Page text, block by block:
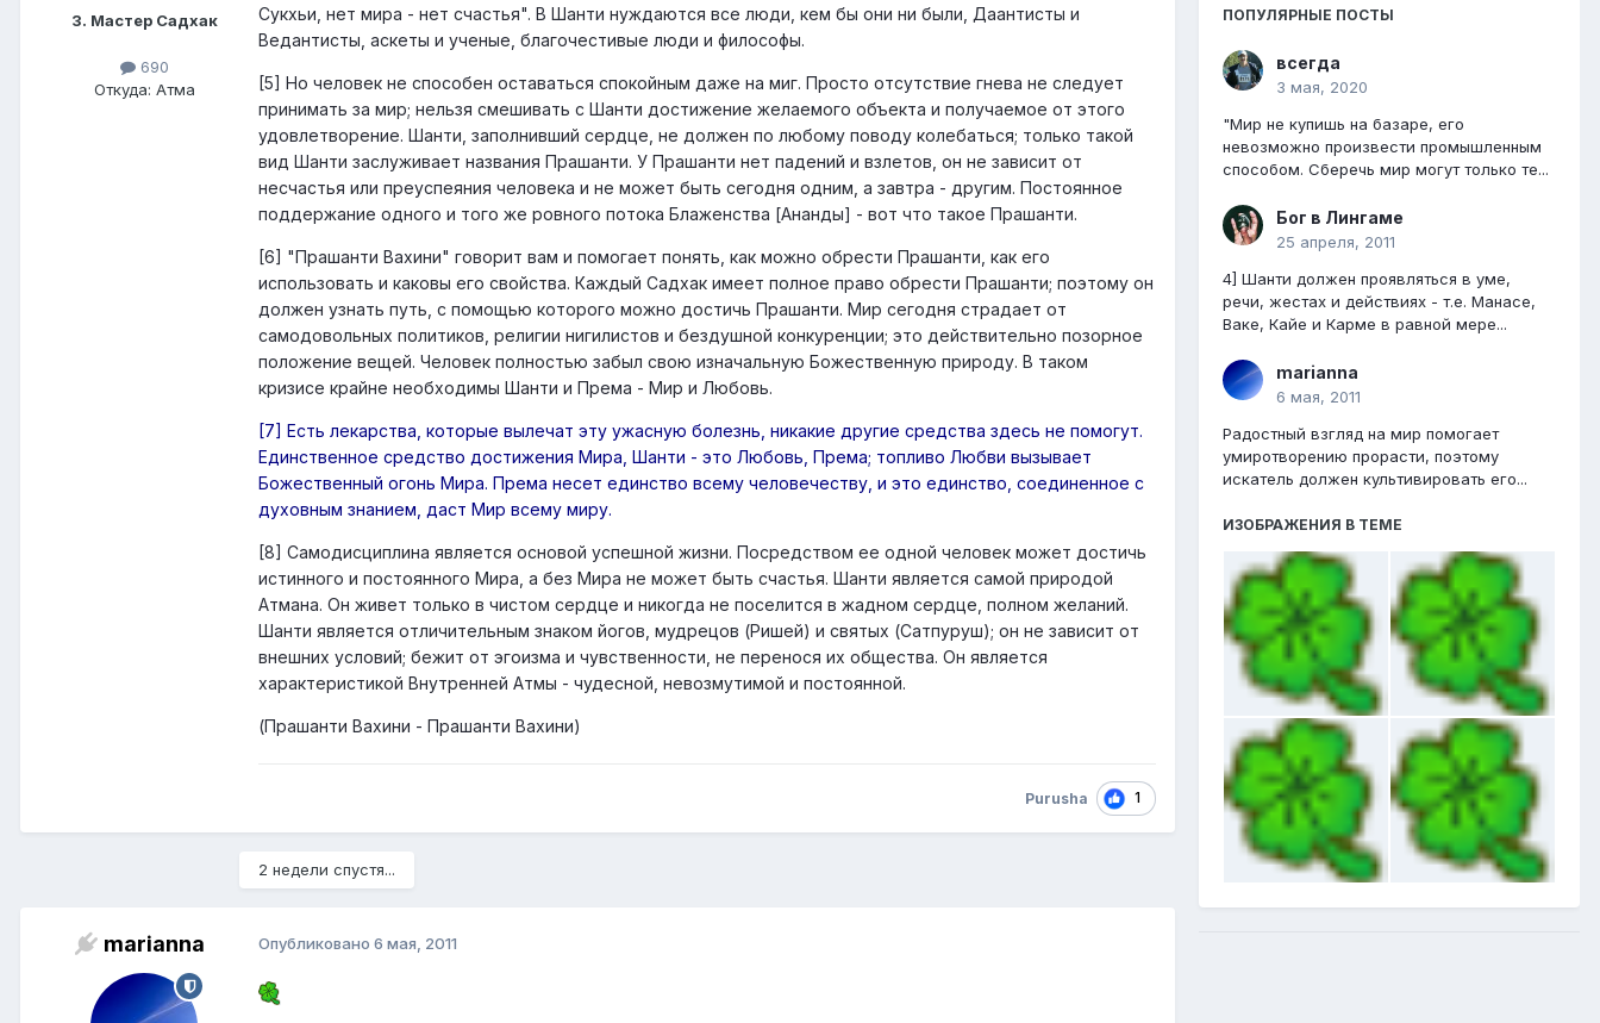
3. Мастер Садхак
690
Откуда: Атма
Сукхьи, нет мира - нет счастья". В Шанти нуждаются все люди, кем бы они ни были, Даантисты и
Ведантисты, аскеты и ученые, благочестивые люди и философы.
[5] Но человек не способен оставаться спокойным даже на миг. Просто отсутствие гнева не следует
принимать за мир; нельзя смешивать с Шанти достижение желаемого объекта и получаемое от этого
удовлетворение. Шанти, заполнивший сердце, не должен по любому поводу колебаться; только такой
вид Шанти заслуживает названия Прашанти. У Прашанти нет падений и взлетов, он не зависит от
несчастья или преуспеяния человека и не может быть сегодня одним, а завтра - другим. Постоянное
поддержание одного и того же ровного потока Блаженства [Ананды] - вот что такое Прашанти.
[6] "Прашанти Вахини" говорит вам и помогает понять, как можно обрести Прашанти, как его
использовать и каковы его свойства. Каждый Садхак имеет полное право обрести Прашанти; поэтому он
должен узнать путь, с помощью которого можно достичь Прашанти. Мир сегодня страдает от
самодовольных политиков, религии нигилистов и бездушной конкуренции; это действительно позорное
положение вещей. Человек полностью забыл свою изначальную Божественную природу. В таком
кризисе крайне необходимы Шанти и Према - Мир и Любовь.
[7] Есть лекарства, которые вылечат эту ужасную болезнь, никакие другие средства здесь не помогут.
Единственное средство достижения Мира, Шанти - это Любовь, Према; топливо Любви вызывает
Божественный огонь Мира. Према несет единство всему человечеству, и это единство, соединенное с
духовным знанием, даст Мир всему миру.
[8] Самодисциплина является основой успешной жизни. Посредством ее одной человек может достичь
истинного и постоянного Мира, а без Мира не может быть счастья. Шанти является самой природой
Атмана. Он живет только в чистом сердце и никогда не поселится в жадном сердце, полном желаний.
Шанти является отличительным знаком йогов, мудрецов (Ришей) и святых (Сатпуруш); он не зависит от
внешних условий; бежит от эгоизма и чувственности, не перенося их общества. Он является
характеристикой Внутренней Атмы - чудесной, невозмутимой и постоянной.
(Прашанти Вахини - Прашанти Вахини)
Purusha 1
2 недели спустя...
marianna Опубликовано 6 мая, 2011
ПОПУЛЯРНЫЕ ПОСТЫ
всегда
3 мая, 2020
"Мир не купишь на базаре, его
невозможно произвести промышленным
способом. Сберечь мир могут только те...
Бог в Лингаме
25 апреля, 2011
4] Шанти должен проявляться в уме,
речи, жестах и действиях - т.е. Манасе,
Ваке, Кайе и Карме в равной мере...
marianna
6 мая, 2011
Радостный взгляд на мир помогает
умиротворению прорасти, поэтому
искатель должен культивировать его...
ИЗОБРАЖЕНИЯ В ТЕМЕ